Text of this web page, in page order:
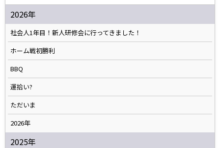
2026年
社会人1年目！新人研修会に行ってきました！
ホーム戦初勝利
BBQ
運拾い?
ただいま
2026年
2025年